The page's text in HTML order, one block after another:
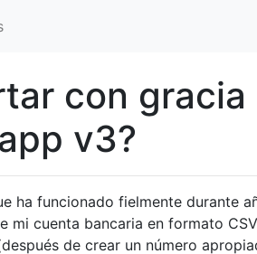
con gracia
v3?
ha funcionado fielmente durante
mi cuenta bancaria en formato
de crear un número